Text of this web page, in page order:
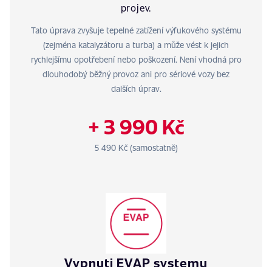
projev.
Tato úprava zvyšuje tepelné zatížení výfukového systému
(zejména katalyzátoru a turba) a může vést k jejich
rychlejšímu opotřebení nebo poškození. Není vhodná pro
dlouhodobý běžný provoz ani pro sériové vozy bez
dalších úprav.
+ 3 990 Kč
5 490 Kč (samostatně)
Vypnuti EVAP systemu